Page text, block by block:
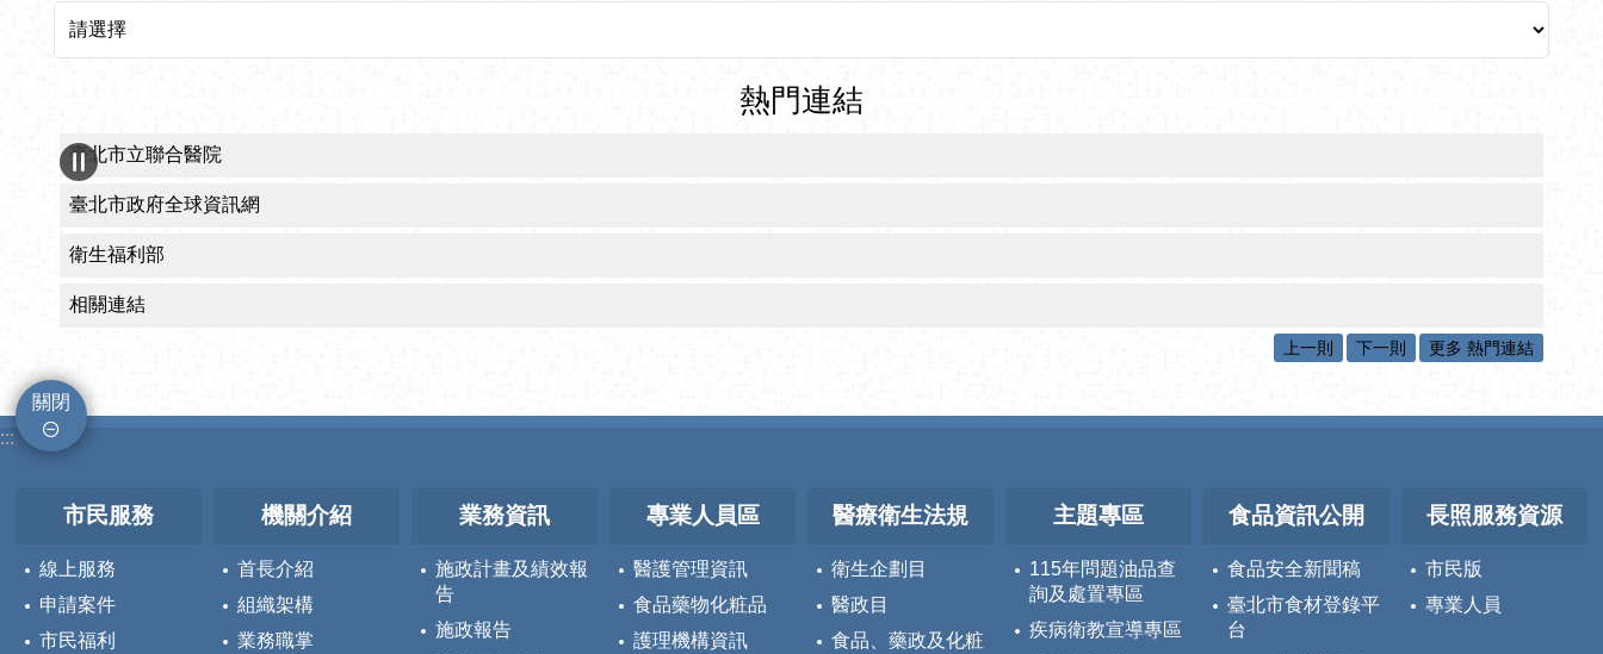
熱門連結
臺北市立聯合醫院
臺北市政府全球資訊網
衛生福利部
相關連結
上一則 下一則 更多 熱門連結
關閉
:::
市民服務
線上服務
申請案件
市民福利
機關介紹
首長介紹
組織架構
業務職掌
業務資訊
施政計畫及績效報
告
施政報告
專業人員區
醫護管理資訊
食品藥物化粧品
護理機構資訊
醫療衛生法規
衛生企劃目
醫政目
食品、藥政及化粧
主題專區
115年問題油品查
詢及處置專區
疾病衛教宣導專區
食品資訊公開
食品安全新聞稿
臺北市食材登錄平
台
長照服務資源
市民版
專業人員